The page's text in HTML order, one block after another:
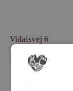
Vidalsvej 6
DK-9230
Denmark